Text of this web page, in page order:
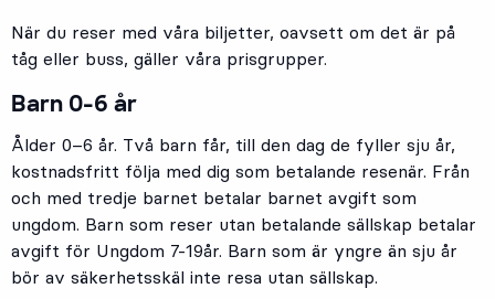
När du reser med våra biljetter, oavsett om det är på
tåg eller buss, gäller våra prisgrupper.
Barn 0-6 år
Ålder 0–6 år. Två barn får, till den dag de fyller sju år,
kostnadsfritt följa med dig som betalande resenär. Från
och med tredje barnet betalar barnet avgift som
ungdom. Barn som reser utan betalande sällskap betalar
avgift för Ungdom 7-19år. Barn som är yngre än sju år
bör av säkerhetsskäl inte resa utan sällskap.